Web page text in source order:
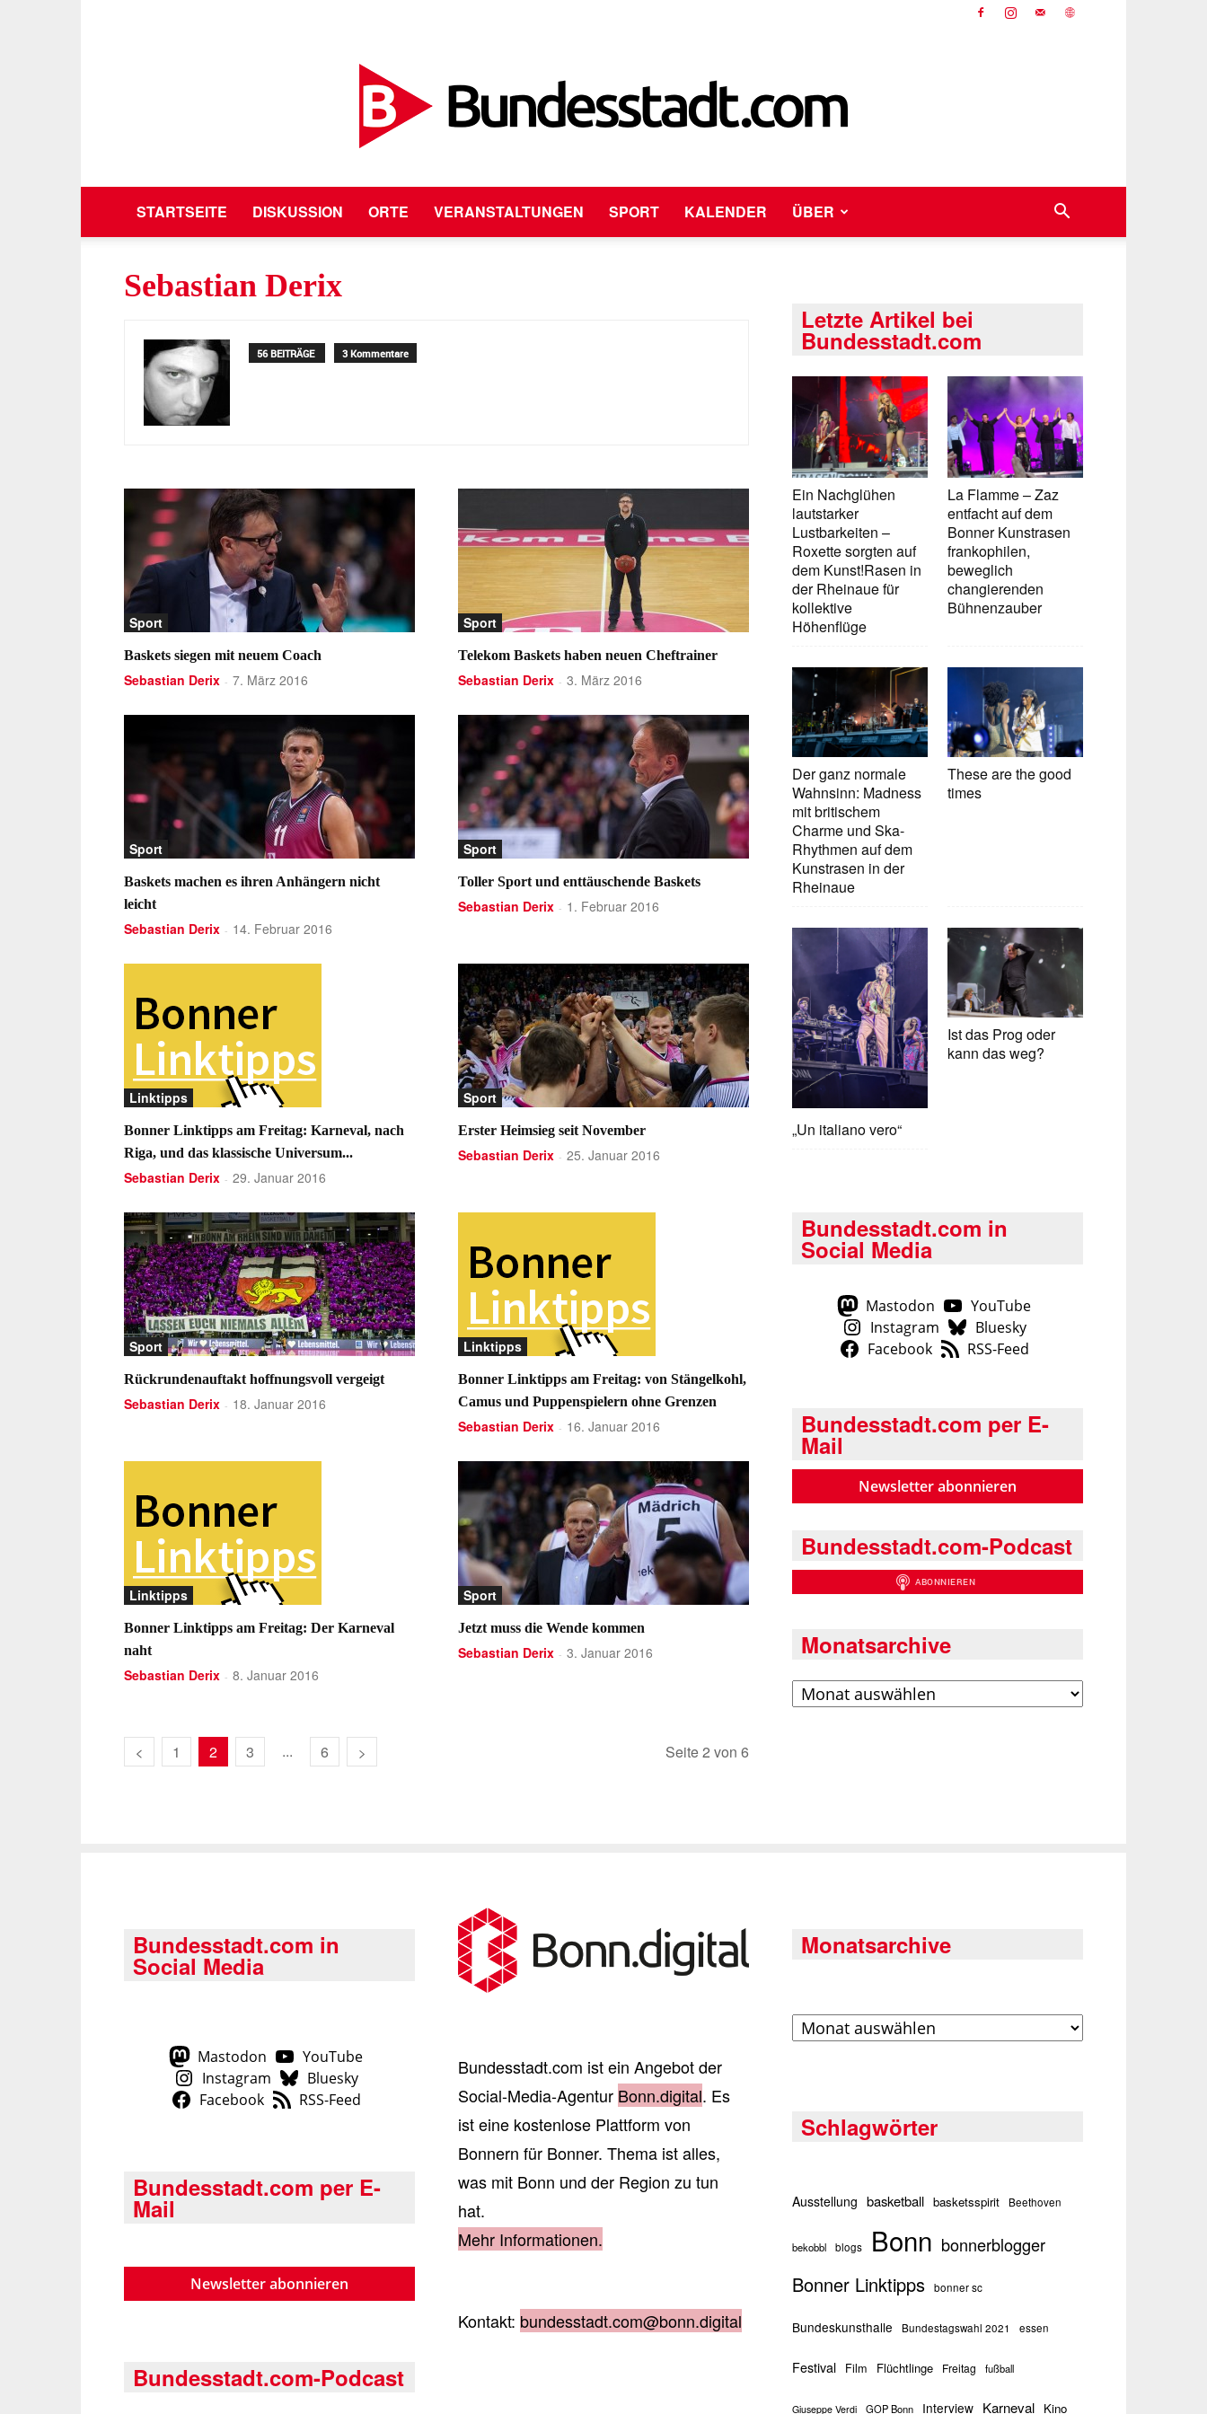
Bundesstadt.com
STARTSEITE DISKUSSION ORTE VERANSTALTUNGEN SPORT KALENDER ÜBER
Sebastian Derix
56 BEITRÄGE 3 Kommentare
Sport
Baskets siegen mit neuem Coach
Sebastian Derix - 7. März 2016
Sport
Telekom Baskets haben neuen Cheftrainer
Sebastian Derix - 3. März 2016
Sport
Baskets machen es ihren Anhängern nicht
leicht
Sebastian Derix - 14. Februar 2016
Sport
Toller Sport und enttäuschende Baskets
Sebastian Derix - 1. Februar 2016
Linktipps
Bonner Linktipps am Freitag: Karneval, nach
Riga, und das klassische Universum...
Sebastian Derix - 29. Januar 2016
Sport
Erster Heimsieg seit November
Sebastian Derix - 25. Januar 2016
Sport
Rückrundenauftakt hoffnungsvoll vergeigt
Sebastian Derix - 18. Januar 2016
Linktipps
Bonner Linktipps am Freitag: von Stängelkohl,
Camus und Puppenspielern ohne Grenzen
Sebastian Derix - 16. Januar 2016
Linktipps
Bonner Linktipps am Freitag: Der Karneval
naht
Sebastian Derix - 8. Januar 2016
Sport
Jetzt muss die Wende kommen
Sebastian Derix - 3. Januar 2016
1 2 3 ... 6 Seite 2 von 6
Letzte Artikel bei
Bundesstadt.com
Ein Nachglühen
lautstarker
Lustbarkeiten –
Roxette sorgten auf
dem Kunst!Rasen in
der Rheinaue für
kollektive
Höhenflüge
La Flamme – Zaz
entfacht auf dem
Bonner Kunstrasen
frankophilen,
beweglich
changierenden
Bühnenzauber
Der ganz normale
Wahnsinn: Madness
mit britischem
Charme und Ska-
Rhythmen auf dem
Kunstrasen in der
Rheinaue
These are the good
times
„Un italiano vero“
Ist das Prog oder
kann das weg?
Bundesstadt.com in
Social Media
Mastodon
YouTube
Instagram
Bluesky
Facebook
RSS-Feed
Bundesstadt.com per E-
Mail
Newsletter abonnieren
Bundesstadt.com-Podcast
Monatsarchive
Archiv
Bundesstadt.com in
Social Media
Mastodon
YouTube
Instagram
Bluesky
Facebook
RSS-Feed
Bundesstadt.com per E-
Mail
Newsletter abonnieren
Bundesstadt.com-Podcast
Bundesstadt.com ist ein Angebot der
Social-Media-Agentur Bonn.digital. Es
ist eine kostenlose Plattform von
Bonnern für Bonner. Thema ist alles,
was mit Bonn und der Region zu tun
hat.
Mehr Informationen.
Kontakt: bundesstadt.com@bonn.digital
Monatsarchive
Archiv
Schlagwörter
Ausstellung basketball basketsspirit Beethoven
bekobbl blogs Bonn bonnerblogger
Bonner Linktipps bonner sc
Bundeskunsthalle Bundestagswahl 2021 essen
Festival Film Flüchtlinge Freitag fußball
Giuseppe Verdi GOP Bonn Interview Karneval Kino